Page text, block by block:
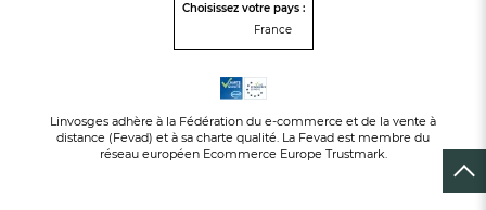
Choisissez votre pays :
France
Linvosges adhère à la Fédération du e-commerce et de la vente à
distance (Fevad) et à sa charte qualité. La Fevad est membre du
réseau européen Ecommerce Europe Trustmark.